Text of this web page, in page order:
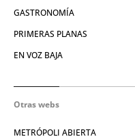
GASTRONOMÍA
PRIMERAS PLANAS
EN VOZ BAJA
Otras webs
METRÓPOLI ABIERTA